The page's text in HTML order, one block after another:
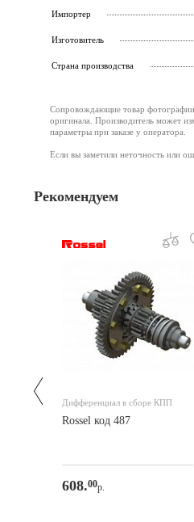
Импортер
Изготовитель
Страна производства
Сопровождающие товар фотографии
оригинала. Производитель может
параметры при заказе у оператора.
Если вы заметили неточность или
Рекомендуем
Дифференциал в сборе КПП
Rossel код 487
608.00р.